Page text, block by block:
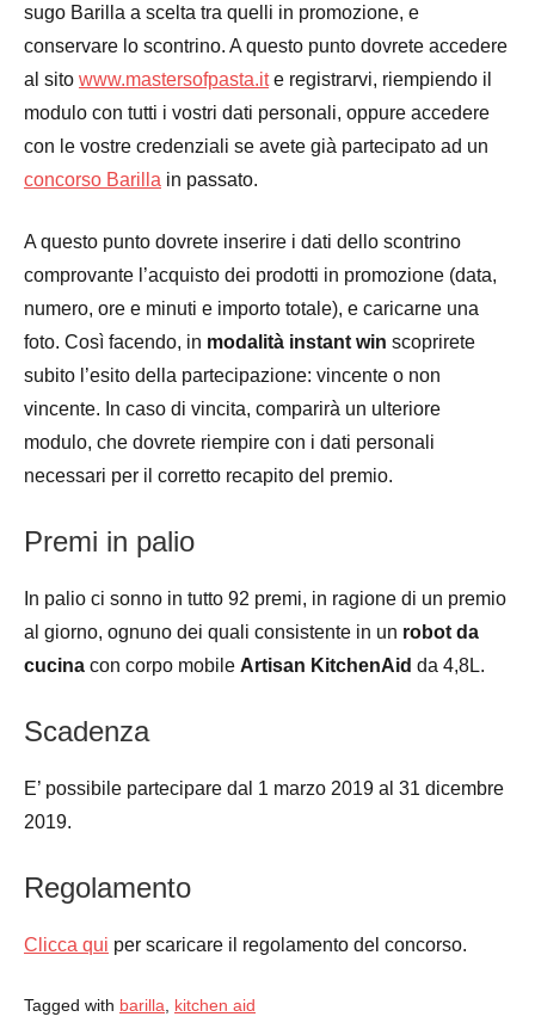
sugo Barilla a scelta tra quelli in promozione, e
conservare lo scontrino. A questo punto dovrete accedere
al sito www.mastersofpasta.ite registrarvi, riempiendo il
modulo con tutti i vostri dati personali, oppure accedere
con le vostre credenziali se avete già partecipato ad un
concorso Barilla in passato.
A questo punto dovrete inserire i dati dello scontrino
comprovante l’acquisto dei prodotti in promozione (data,
numero, ore e minuti e importo totale), e caricarne una
foto. Così facendo, in modalità instant win scoprirete
subito l’esito della partecipazione: vincente o non
vincente. In caso di vincita, comparirà un ulteriore
modulo, che dovrete riempire con i dati personali
necessari per il corretto recapito del premio.
Premi in palio
In palio ci sonno in tutto 92 premi, in ragione di un premio
al giorno, ognuno dei quali consistente in un robot da
cucina con corpo mobile Artisan KitchenAid da 4,8L.
Scadenza
E’ possibile partecipare dal 1 marzo 2019 al 31 dicembre
2019.
Regolamento
Clicca qui per scaricare il regolamento del concorso.
Tagged with barilla kitchen aid